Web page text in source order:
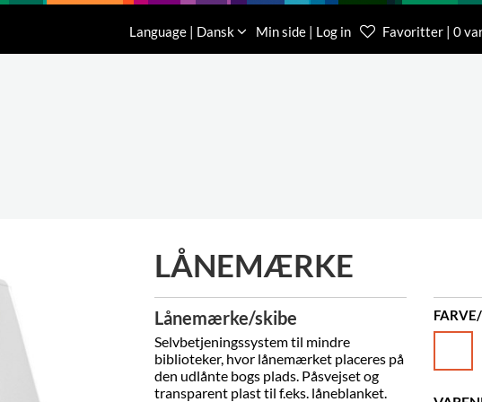
Language | Dansk Min side | Log in Favoritter | 0
Kundeservice
76 78 26 11
LÅNEMÆRKE
Lånemærke/skibe
Selvbetjeningssystem til mindre
biblioteker, hvor lånemærket placeres på
den udlånte bogs plads. Påsvejset og
transparent plast til f.eks. låneblanket.